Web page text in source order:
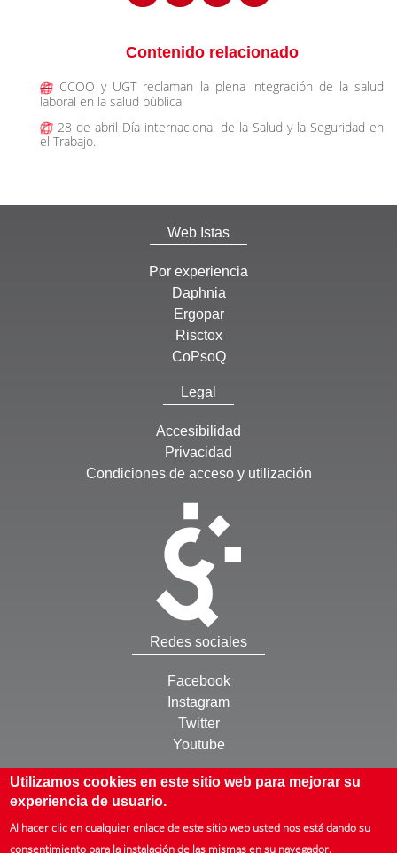
Contenido relacionado
CCOO y UGT reclaman la plena integración de la salud
laboral en la salud pública
28 de abril Día internacional de la Salud y la Seguridad en
el Trabajo.
Web Istas
Por experiencia
Daphnia
Ergopar
Risctox
CoPsoQ
Legal
Accesibilidad
Privacidad
Condiciones de acceso y utilización
Redes sociales
Facebook
Instagram
Twitter
Youtube
Otros
Utilizamos cookies en este sitio web para mejorar su
experiencia de usuario.
Al hacer clic en cualquier enlace de este sitio web usted nos está dando su
consentimiento para la instalación de las mismas en su navegador.